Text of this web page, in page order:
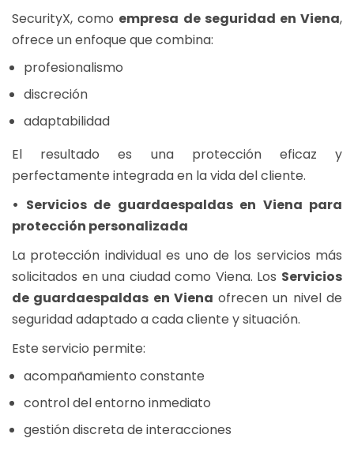
SecurityX, como empresa de seguridad en Viena,
ofrece un enfoque que combina:
profesionalismo
discreción
adaptabilidad
El resultado es una protección eficaz y
perfectamente integrada en la vida del cliente.
• Servicios de guardaespaldas en Viena para
protección personalizada
La protección individual es uno de los servicios más
solicitados en una ciudad como Viena. Los Servicios
de guardaespaldas en Viena ofrecen un nivel de
seguridad adaptado a cada cliente y situación.
Este servicio permite:
acompañamiento constante
control del entorno inmediato
gestión discreta de interacciones